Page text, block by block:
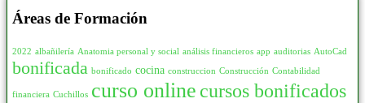
Áreas de Formación
2022 albañilería Anatomia personal y social análisis financieros app auditorias AutoCad
bonificada bonificado cocina construccion Construcción Contabilidad
financiera Cuchillos curso online cursos bonificados